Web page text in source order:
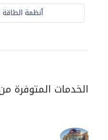
أنظمة
الخدمات المتوفرة